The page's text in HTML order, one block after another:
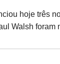
hoje três
Walsh foram